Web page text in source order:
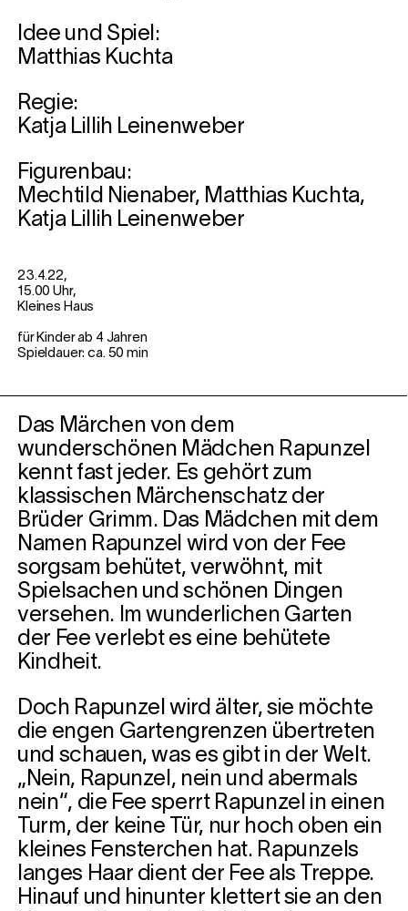
Idee und Spiel:
Matthias Kuchta
Regie:
Katja Lillih Leinenweber
Figurenbau:
Mechtild Nienaber, Matthias Kuchta,
Katja Lillih Leinenweber
23.4.22,
15.00 Uhr,
Kleines Haus
für Kinder ab 4 Jahren
Spieldauer: ca. 50 min
Das Märchen von dem
wunderschönen Mädchen Rapunzel
kennt fast jeder. Es gehört zum
klassischen Märchenschatz der
Brüder Grimm. Das Mädchen mit dem
Namen Rapunzel wird von der Fee
sorgsam behütet, verwöhnt, mit
Spielsachen und schönen Dingen
versehen. Im wunderlichen Garten
der Fee verlebt es eine behütete
Kindheit.
Doch Rapunzel wird älter, sie möchte
die engen Gartengrenzen übertreten
und schauen, was es gibt in der Welt.
„Nein, Rapunzel, nein und abermals
nein“, die Fee sperrt Rapunzel in einen
Turm, der keine Tür, nur hoch oben ein
kleines Fensterchen hat. Rapunzels
langes Haar dient der Fee als Treppe.
Hinauf und hinunter klettert sie an den